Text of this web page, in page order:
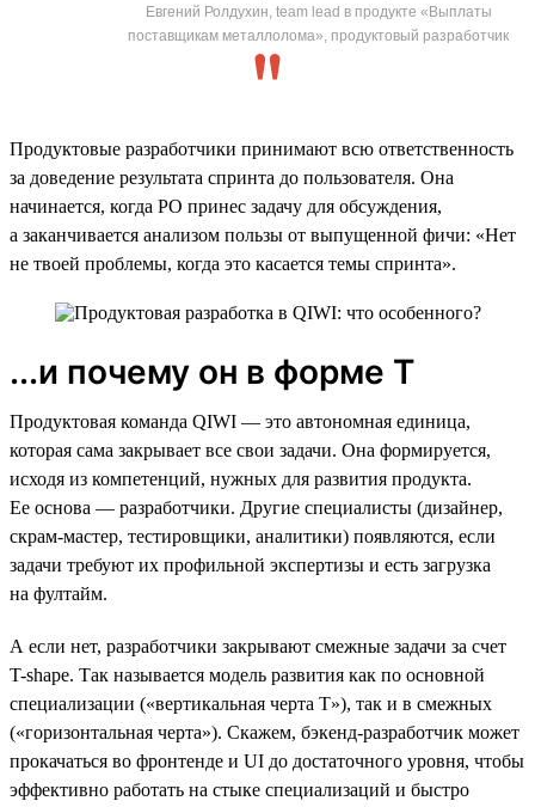
Евгений Ролдухин, team lead в продукте «Выплаты
поставщикам металлолома», продуктовый разработчик
Продуктовые разработчики принимают всю ответственность
за доведение результата спринта до пользователя. Она
начинается, когда PO принес задачу для обсуждения,
а заканчивается анализом пользы от выпущенной фичи: «Нет
не твоей проблемы, когда это касается темы спринта».
...и почему он в форме Т
Продуктовая команда QIWI — это автономная единица,
которая сама закрывает все свои задачи. Она формируется,
исходя из компетенций, нужных для развития продукта.
Ее основа — разработчики. Другие специалисты (дизайнер,
скрам-мастер, тестировщики, аналитики) появляются, если
задачи требуют их профильной экспертизы и есть загрузка
на фултайм.
А если нет, разработчики закрывают смежные задачи за счет
T-shape. Так называется модель развития как по основной
специализации («вертикальная черта Т»), так и в смежных
(«горизонтальная черта»). Скажем, бэкенд-разработчик может
прокачаться во фронтенде и UI до достаточного уровня, чтобы
эффективно работать на стыке специализаций и быстро